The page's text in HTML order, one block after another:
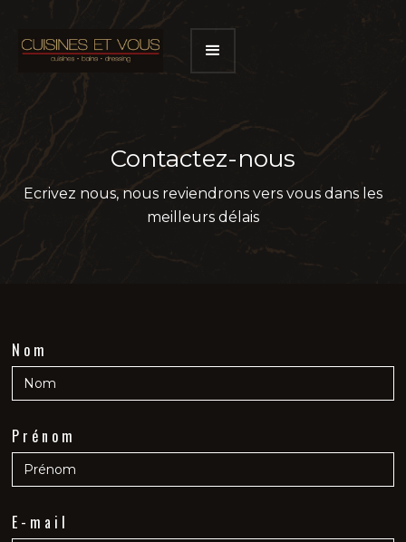
Contactez-nous
Ecrivez nous, nous reviendrons vers vous dans les
meilleurs délais
Nom
Prénom
E-mail